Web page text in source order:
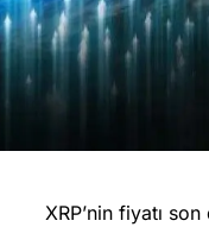
XRP’nin fiyatı